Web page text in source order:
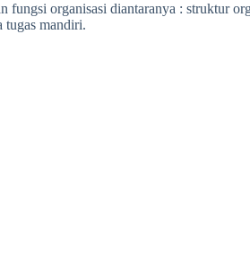
fungsi organisasi diantaranya : struktur
tugas mandiri.